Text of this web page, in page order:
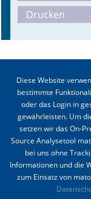
Drucken
Impressum
Diese Website
bestimmte
oder das Login in
gewährleisten. Um
setzen wir das On-
Source Analysetool
bei uns ohne
Informationen und die
zum Einsatz von